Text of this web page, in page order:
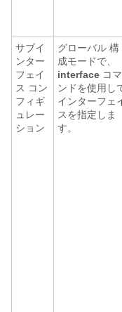
サブイ
ンター
フェイ
ス コン
フィギ
ュレー
ション
グローバル 構
成モードで、
interface コマ
ンドを使用し
インターフェ
スを指定しま
す。